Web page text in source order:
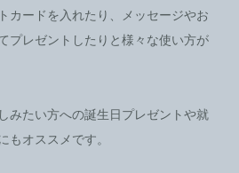
カードを入れたり、メッセージやお
プレゼントしたりと様々な使い方が
みたい方への誕生日プレゼントや就
もオススメです。